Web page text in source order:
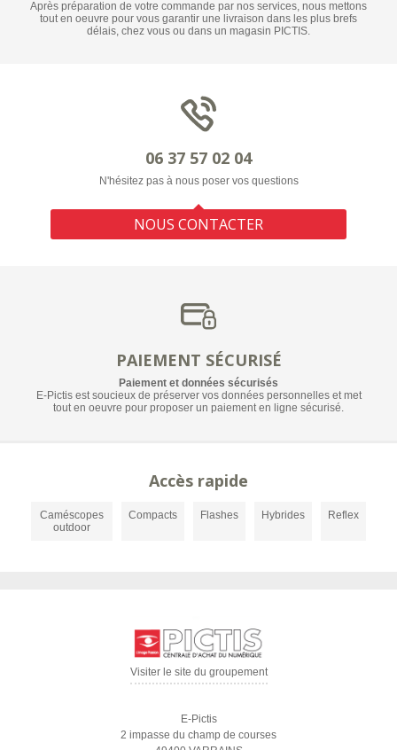
Après préparation de votre commande par nos services, nous mettons
tout en oeuvre pour vous garantir une livraison dans les plus brefs
délais, chez vous ou dans un magasin PICTIS.
06 37 57 02 04
N'hésitez pas à nous poser vos questions
NOUS CONTACTER
PAIEMENT SÉCURISÉ
Paiement et données sécurisés
E-Pictis est soucieux de préserver vos données personnelles et met
tout en oeuvre pour proposer un paiement en ligne sécurisé.
Accès rapide
Caméscopes
outdoor
Compacts Flashes Hybrides Reflex
Visiter le site du groupement
E-Pictis
2 impasse du champ de courses